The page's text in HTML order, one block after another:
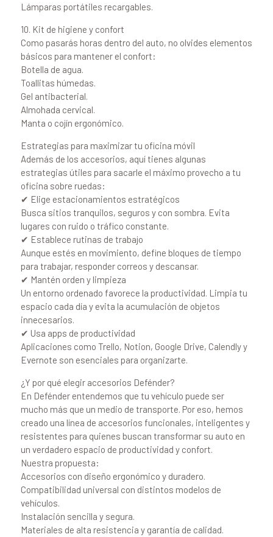
Lámparas portátiles recargables.
10. Kit de higiene y confort
Como pasarás horas dentro del auto, no olvides elementos
básicos para mantener el confort:
Botella de agua.
Toallitas húmedas.
Gel antibacterial.
Almohada cervical.
Manta o cojín ergonómico.
Estrategias para maximizar tu oficina móvil
Además de los accesorios, aquí tienes algunas
estrategias útiles para sacarle el máximo provecho a tu
oficina sobre ruedas:
✔ Elige estacionamientos estratégicos
Busca sitios tranquilos, seguros y con sombra. Evita
lugares con ruido o tráfico constante.
✔ Establece rutinas de trabajo
Aunque estés en movimiento, define bloques de tiempo
para trabajar, responder correos y descansar.
✔ Mantén orden y limpieza
Un entorno ordenado favorece la productividad. Limpia tu
espacio cada día y evita la acumulación de objetos
innecesarios.
✔ Usa apps de productividad
Aplicaciones como Trello, Notion, Google Drive, Calendly y
Evernote son esenciales para organizarte.
¿Y por qué elegir accesorios Defénder?
En Defénder entendemos que tu vehículo puede ser
mucho más que un medio de transporte. Por eso, hemos
creado una línea de accesorios funcionales, inteligentes y
resistentes para quienes buscan transformar su auto en
un verdadero espacio de productividad y confort.
Nuestra propuesta:
Accesorios con diseño ergonómico y duradero.
Compatibilidad universal con distintos modelos de
vehículos.
Instalación sencilla y segura.
Materiales de alta resistencia y garantía de calidad.